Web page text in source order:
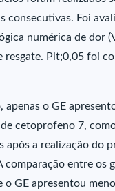
consecutivas. Foi
numérica de dor
resgate. Plt;0,05 foi
apenas o GE
cetoprofeno 7,
após a realização do
comparação entre os
o GE apresentou